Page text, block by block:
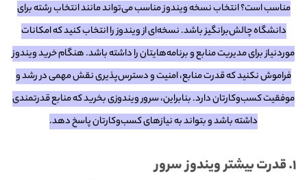
مناسب است؟ انتخاب نسخه ویندوز مناسب می‌تواند مانند انتخاب رشته برای
دانشگاه چالش‌برانگیز باشد. نسخه‌ای از ویندوز را انتخاب کنید که امکانات
موردنیاز برای مدیریت منابع و برنامه‌هایتان را داشته باشد. هنگام خرید ویندوز
فراموش نکنید که قدرت منابع، امنیت و دسترس‌پذیری نقش مهمی در رشد و
موفقیت کسب‌وکارتان دارد. بنابراین، سرور ویندوزی بخرید که منابع قدرتمندی
داشته باشد و بتواند به نیازهای کسب‌وکارتان پاسخ دهد.
۱. قدرت بیشتر ویندوز سرور